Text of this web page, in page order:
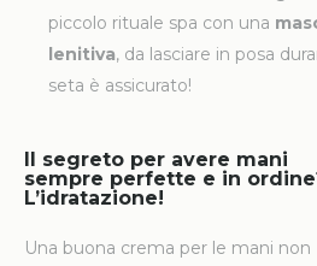
piccolo rituale spa con una
lenitiva, da lasciare in posa
seta è assicurato!
Il segreto per avere mani
sempre perfette e in
L’idratazione!
Una buona crema per le mani non